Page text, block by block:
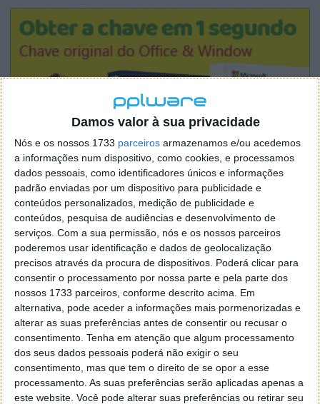
Damos valor à sua privacidade
Nós e os nossos 1733 parceiros armazenamos e/ou acedemos
a informações num dispositivo, como cookies, e processamos
dados pessoais, como identificadores únicos e informações
padrão enviadas por um dispositivo para publicidade e
conteúdos personalizados, medição de publicidade e
conteúdos, pesquisa de audiências e desenvolvimento de
serviços. Com a sua permissão, nós e os nossos parceiros
poderemos usar identificação e dados de geolocalização
precisos através da procura de dispositivos. Poderá clicar para
consentir o processamento por nossa parte e pela parte dos
nossos 1733 parceiros, conforme descrito acima. Em
alternativa, pode aceder a informações mais pormenorizadas e
alterar as suas preferências antes de consentir ou recusar o
consentimento. Tenha em atenção que algum processamento
dos seus dados pessoais poderá não exigir o seu
consentimento, mas que tem o direito de se opor a esse
processamento. As suas preferências serão aplicadas apenas a
este website. Você pode alterar suas preferências ou retirar seu